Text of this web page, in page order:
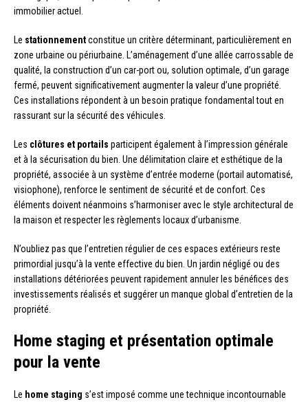
immobilier actuel.
Le stationnementconstitue un critère déterminant, particulièrement en
zone urbaine ou périurbaine. L’aménagement d’une allée carrossable de
qualité, la construction d’un car-port ou, solution optimale, d’un garage
fermé, peuvent significativement augmenter la valeur d’une propriété.
Ces installations répondent à un besoin pratique fondamental tout en
rassurant sur la sécurité des véhicules.
Les clôtures et portails participent également à l’impression générale
et à la sécurisation du bien. Une délimitation claire et esthétique de la
propriété, associée à un système d’entrée moderne (portail automatisé,
visiophone), renforce le sentiment de sécurité et de confort. Ces
éléments doivent néanmoins s’harmoniser avec le style architectural de
la maison et respecter les règlements locaux d’urbanisme.
N’oubliez pas que l’entretien régulier de ces espaces extérieurs reste
primordial jusqu’à la vente effective du bien. Un jardin négligé ou des
installations détériorées peuvent rapidement annuler les bénéfices des
investissements réalisés et suggérer un manque global d’entretien de la
propriété.
Home staging et présentation optimale
pour la vente
Le home staging s’est imposé comme une technique incontournable